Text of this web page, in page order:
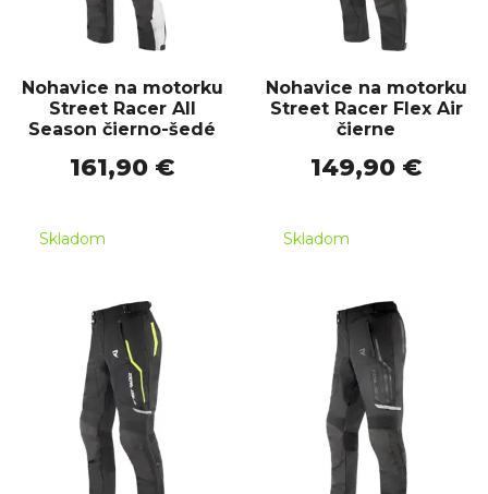
Nohavice na motorku
Street Racer All
Season čierno-šedé
161,90 €
Skladom
Nohavice na motorku
Street Racer Flex Air
čierne
149,90 €
Skladom